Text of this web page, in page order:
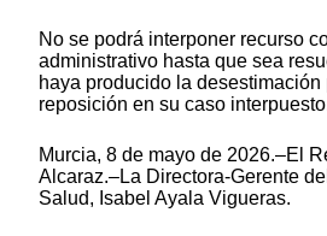
No se podrá interponer recurso
administrativo hasta que sea
haya producido la
reposición en su caso
Murcia, 8 de mayo de 2026.–El
Alcaraz.–La Directora-Gerente
Salud, Isabel Ayala Vigueras.